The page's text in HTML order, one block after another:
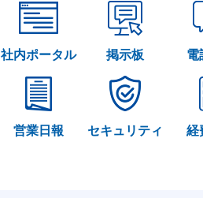
社内ポータル 掲示板 電
営業日報 セキュリティ 経